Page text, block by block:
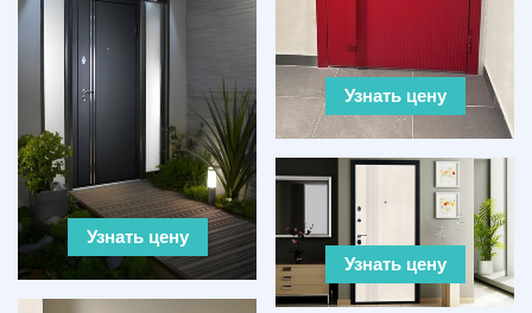
Узнать цену
Узнать цену
Узнать цену